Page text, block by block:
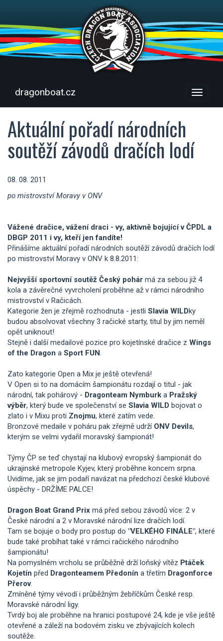
Menu
dragonboat.cz
Aktuální pořadí národních
soutěží závodů dračích lodí
08. 08. 2011
po mistrovství Moravy v ONV
Vážené dračice, vážení draci - vy, aktivně bojující v ČPDL a
DBGP 2011 i vy, kteří jen fandíte!
Přinášíme aktuální pořadí národních soutěží závodů dračích lodí
po mistrovství Moravy v ONV k 8.8.2011:
Nejvyšší sportovní soutěž Český pohár má za sebou již 4
kola a závěrečné vyvrcholení proběhne až v rámci národního
mistrovství v Račicách.
Kategorie žen je zřejmě rozhodnuta - jestli Slavia WILDky
budou absolvovat všechny 3 račické starty, titul by jim neměl
opět uniknout!
Stejně i další medailové pozice pro kojetínské dračice z Wings
of the Dragon a Sport FUN
Zato kategorie Open a Mix je ještě otevřená!
V Open si to na domácím šampionátu rozdají o titul - jak
národní, tak pohárový - Dragonteam Nymburk a Pražský
výběr, který bude ve společenství se Slavia WILD bojovat o
zlato i v Mixu proti Znojmu, které zatím vede.
Bronzové medaile v poháru pak zřejmě udrží ONV Devils,
kterým se velmi vydařil moravský šampionát!
Týmy ČP se teď chystají na klubový evropský šampionát do
ukrajinské metropole Kyjev, který proběhne koncem srpna.
Uvidíme, jak se jim podaří navázat na předchozí české klubové
úspěchy - DRŽÍME PALCE!
Dragon Boat Grand Prix má před sebou závodů více: 2 v
České národní a 2 v Moravské národní lize dračích lodí.
Tam se bojuje o body pro postup do "VELKÉHO FINÁLE", které
bude také probíhat také v rámci račického národního
šampionátu!
Na pomyslném vrcholu se průběžně drží loňský vítěz Ptáček
Kojetín před Dragonteamem Předonín a třetím Dragonforce
Přerov.
Zmíněné týmy vévodí i průběžným žebříčkům České resp.
Moravské národní ligy.
Tvrdý boj ale proběhne na hranici postupové 24, kde je vše ještě
otevřené a záleží na bodovém zisku ve zbývajících kolech
soutěže.